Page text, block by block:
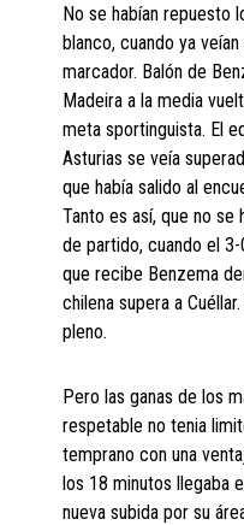
No se habían repuesto
blanco, cuando ya
marcador. Balón de
Madeira a la media
meta sportinguista. El
Asturias se veía
que había salido al
Tanto es así, que no se
de partido, cuando el
que recibe Benzema
chilena supera a
pleno.
Pero las ganas de los
respetable no tenia
temprano con una
los 18 minutos llegaba
nueva subida por su